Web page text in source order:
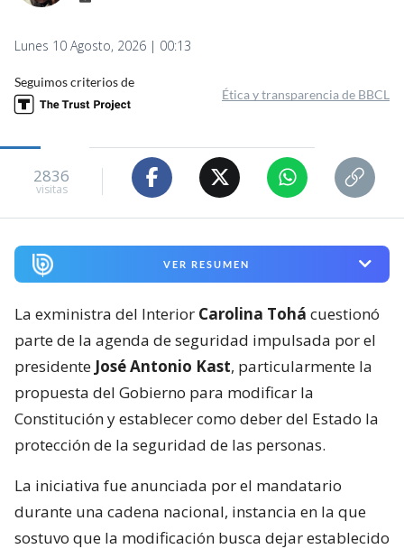
Lunes 10 Agosto, 2026 | 00:13
Seguimos criterios de
Ética y transparencia de BBCL
2836
visitas
VER RESUMEN
La exministra del Interior Carolina Tohá cuestionó
parte de la agenda de seguridad impulsada por el
presidente José Antonio Kast, particularmente la
propuesta del Gobierno para modificar la
Constitución y establecer como deber del Estado la
protección de la seguridad de las personas.
La iniciativa fue anunciada por el mandatario
durante una cadena nacional, instancia en la que
sostuvo que la modificación busca dejar establecido